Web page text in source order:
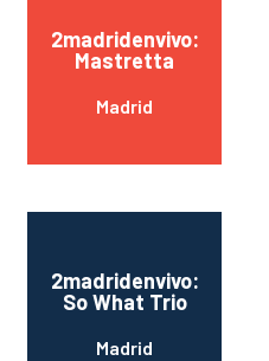
2madridenvivo:
Mastretta
Madrid
2madridenvivo:
So What Trio
Madrid